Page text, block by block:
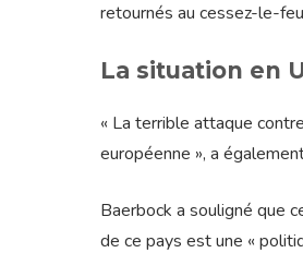
retournés au cessez-le-
La situation en
« La terrible attaque
européenne », a
Baerbock a souligné que
de ce pays est une «